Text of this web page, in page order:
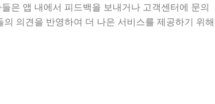
은 앱 내에서 피드백을 보내거나 고객센터에 문의
의견을 반영하여 더 나은 서비스를 제공하기 위해